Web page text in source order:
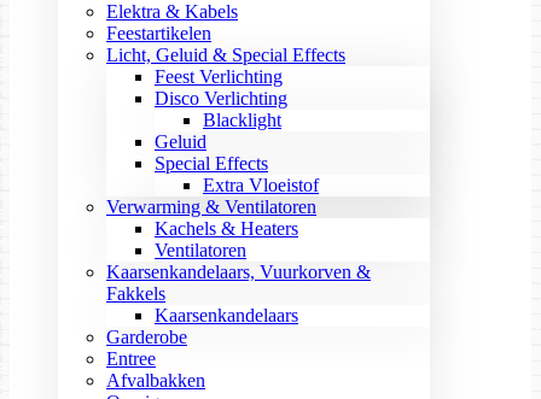
Elektra & Kabels
Feestartikelen
Licht, Geluid & Special Effects
Feest Verlichting
Disco Verlichting
Blacklight
Geluid
Special Effects
Extra Vloeistof
Verwarming & Ventilatoren
Kachels & Heaters
Ventilatoren
Kaarsenkandelaars, Vuurkorven &
Fakkels
Kaarsenkandelaars
Garderobe
Entree
Afvalbakken